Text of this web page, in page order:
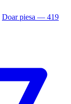
Doar piesa — 419